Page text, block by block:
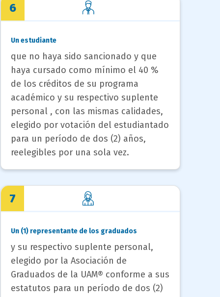
6
Un estudiante
que no haya sido sancionado y que
haya cursado como mínimo el 40 %
de los créditos de su programa
académico y su respectivo suplente
personal , con las mismas calidades,
elegido por votación del estudiantado
para un período de dos (2) años,
reelegibles por una sola vez.
7
Un (1) representante de los graduados
y su respectivo suplente personal,
elegido por la Asociación de
Graduados de la UAM® conforme a sus
estatutos para un período de dos (2)